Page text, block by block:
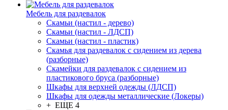
Мебель для раздевалок
Скамьи (настил - дерево)
Скамьи (настил - ЛДСП)
Скамьи (настил - пластик)
Скамья для раздевалок с сидением из дерева
(разборные)
Скамейки для раздевалок с сидением из
пластикового бруса (разборные)
Шкафы для верхней одежды (ЛДСП)
Шкафы для одежды металлические (Локеры)
+ ЕЩЕ 4